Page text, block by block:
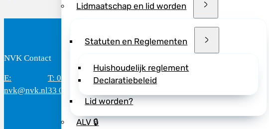
Lidmaatschap en lid worden
Statuten en Reglementen
Huishoudelijk reglement
Declaratiebeleid
Lid worden?
ALV 🔒
NVK Contact
E:
nvk@nvk.nl
T: 088 - 282
33 06
Bereikbaar: 8.30 - 17.00 uur